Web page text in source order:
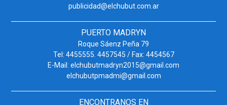
publicidad@elchubut.com.ar
PUERTO MADRYN
Roque Sáenz Peña 79
Tel: 4455555. 4457545 / Fax: 4454567
E-Mail: elchubutmadryn2015@gmail.com
elchubutpmadmi@gmail.com
ENCONTRANOS EN